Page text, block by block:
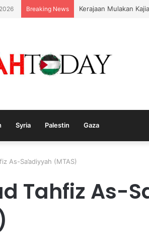
Breaking News Kerajaan Mulakan
Syria Palestin Gaza
As-Sa’adiyyah (MTAS)
Tahfiz As-